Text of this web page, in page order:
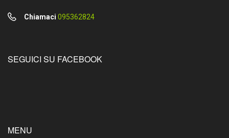
Chiamaci 095362824
SEGUICI SU FACEBOOK
MENU